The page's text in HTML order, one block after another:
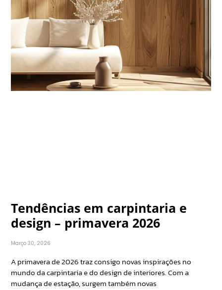
Tendências em carpintaria e
design – primavera 2026
Março 30, 2026
A primavera de 2026 traz consigo novas inspirações no
mundo da carpintaria e do design de interiores. Com a
mudança de estação, surgem também novas